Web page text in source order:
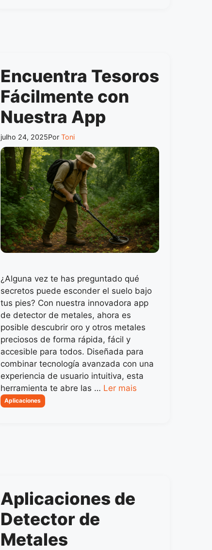
Encuentra Tesoros
Fácilmente con
Nuestra App
julho 24, 2025Por Toni
¿Alguna vez te has preguntado qué
secretos puede esconder el suelo bajo
tus pies? Con nuestra innovadora app
de detector de metales, ahora es
posible descubrir oro y otros metales
preciosos de forma rápida, fácil y
accesible para todos. Diseñada para
combinar tecnología avanzada con una
experiencia de usuario intuitiva, esta
herramienta te abre las … Ler mais
Categorias
Aplicaciones
Aplicaciones de
Detector de
Metales